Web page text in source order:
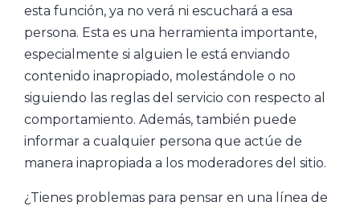
esta función, ya no verá ni escuchará a esa
persona. Esta es una herramienta importante,
especialmente si alguien le está enviando
contenido inapropiado, molestándole o no
siguiendo las reglas del servicio con respecto al
comportamiento. Además, también puede
informar a cualquier persona que actúe de
manera inapropiada a los moderadores del sitio.
¿Tienes problemas para pensar en una línea de